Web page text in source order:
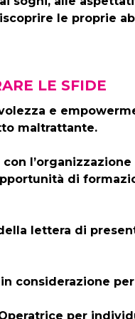
le proprie
LE SFIDE
e
maltrattante.
di
lettera di
considerazione
per